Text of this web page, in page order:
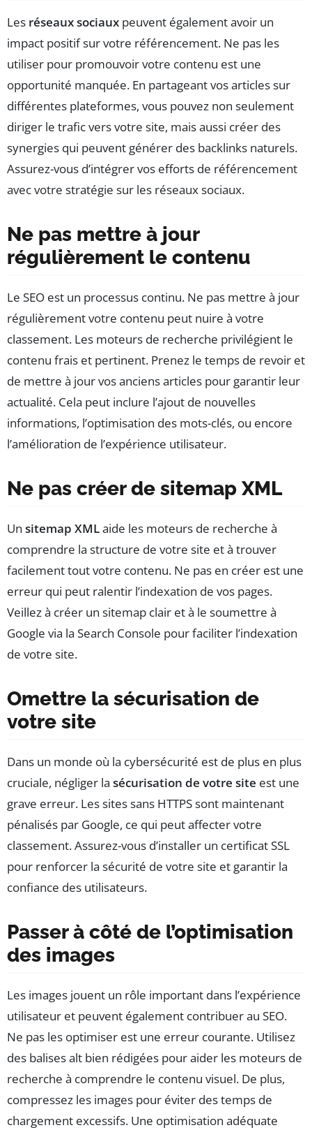
Les réseaux sociaux peuvent également avoir un
impact positif sur votre référencement. Ne pas les
utiliser pour promouvoir votre contenu est une
opportunité manquée. En partageant vos articles sur
différentes plateformes, vous pouvez non seulement
diriger le trafic vers votre site, mais aussi créer des
synergies qui peuvent générer des backlinks naturels.
Assurez-vous d’intégrer vos efforts de référencement
avec votre stratégie sur les réseaux sociaux.
Ne pas mettre à jour
régulièrement le contenu
Le SEO est un processus continu. Ne pas mettre à jour
régulièrement votre contenu peut nuire à votre
classement. Les moteurs de recherche privilégient le
contenu frais et pertinent. Prenez le temps de revoir et
de mettre à jour vos anciens articles pour garantir leur
actualité. Cela peut inclure l’ajout de nouvelles
informations, l’optimisation des mots-clés, ou encore
l’amélioration de l’expérience utilisateur.
Ne pas créer de sitemap XML
Un sitemap XMLaide les moteurs de recherche à
comprendre la structure de votre site et à trouver
facilement tout votre contenu. Ne pas en créer est une
erreur qui peut ralentir l’indexation de vos pages.
Veillez à créer un sitemap clair et à le soumettre à
Google via la Search Console pour faciliter l’indexation
de votre site.
Omettre la sécurisation de
votre site
Dans un monde où la cybersécurité est de plus en plus
cruciale, négliger la sécurisation de votre site est une
grave erreur. Les sites sans HTTPS sont maintenant
pénalisés par Google, ce qui peut affecter votre
classement. Assurez-vous d’installer un certificat SSL
pour renforcer la sécurité de votre site et garantir la
confiance des utilisateurs.
Passer à côté de l’optimisation
des images
Les images jouent un rôle important dans l’expérience
utilisateur et peuvent également contribuer au SEO.
Ne pas les optimiser est une erreur courante. Utilisez
des balises alt bien rédigées pour aider les moteurs de
recherche à comprendre le contenu visuel. De plus,
compressez les images pour éviter des temps de
chargement excessifs. Une optimisation adéquate